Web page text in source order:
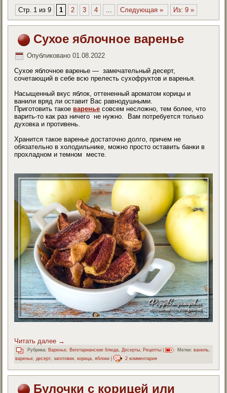
Стр. 1 из 9 1 2 3 4 ... Следующая » Из: 9 »
Сухое яблочное варенье
Опубликовано 01.08.2022
Сухое яблочное варенье — замечательный десерт,
сочетающий в себе всю прелесть сухофруктов и варенья.
Насыщенный вкус яблок, оттененный ароматом корицы и
ванили вряд ли оставит Вас равнодушными.
Приготовить такое варенье совсем несложно, тем более, что
варить-то как раз ничего не нужно. Вам потребуется только
духовка и противень.
Хранится такое варенье достаточно долго, причем не
обязательно в холодильнике, можно просто оставить банки в
прохладном и темном месте.
Читать далее →
Рубрика: Варенье, Вегетарианские блюда,Десерты, Рецепты Метки: ваниль,
варенье
десерт ,заготовки ,корица ,яблоки | 2 комментария
Булочки с корицей или